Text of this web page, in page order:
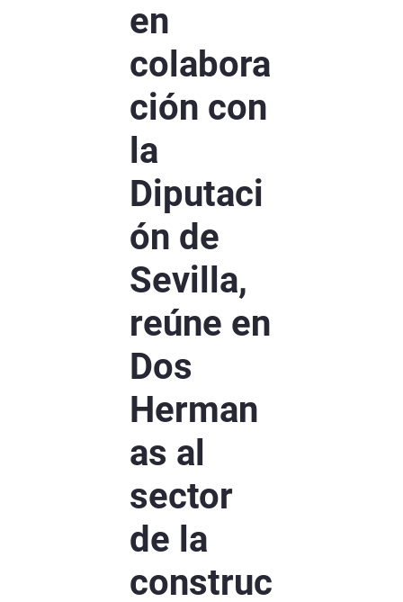
en
colabora
ción con
la
Diputaci
ón de
Sevilla,
reúne en
Dos
Herman
as al
sector
de la
construc